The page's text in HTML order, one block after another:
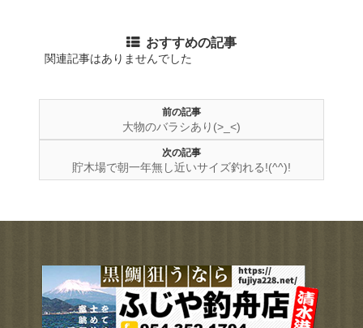
おすすめの記事
関連記事はありませんでした
前の記事
大物のバラシあり(>_<)
次の記事
貯木場で朝一年無し近いサイズ釣れる!(^^)!